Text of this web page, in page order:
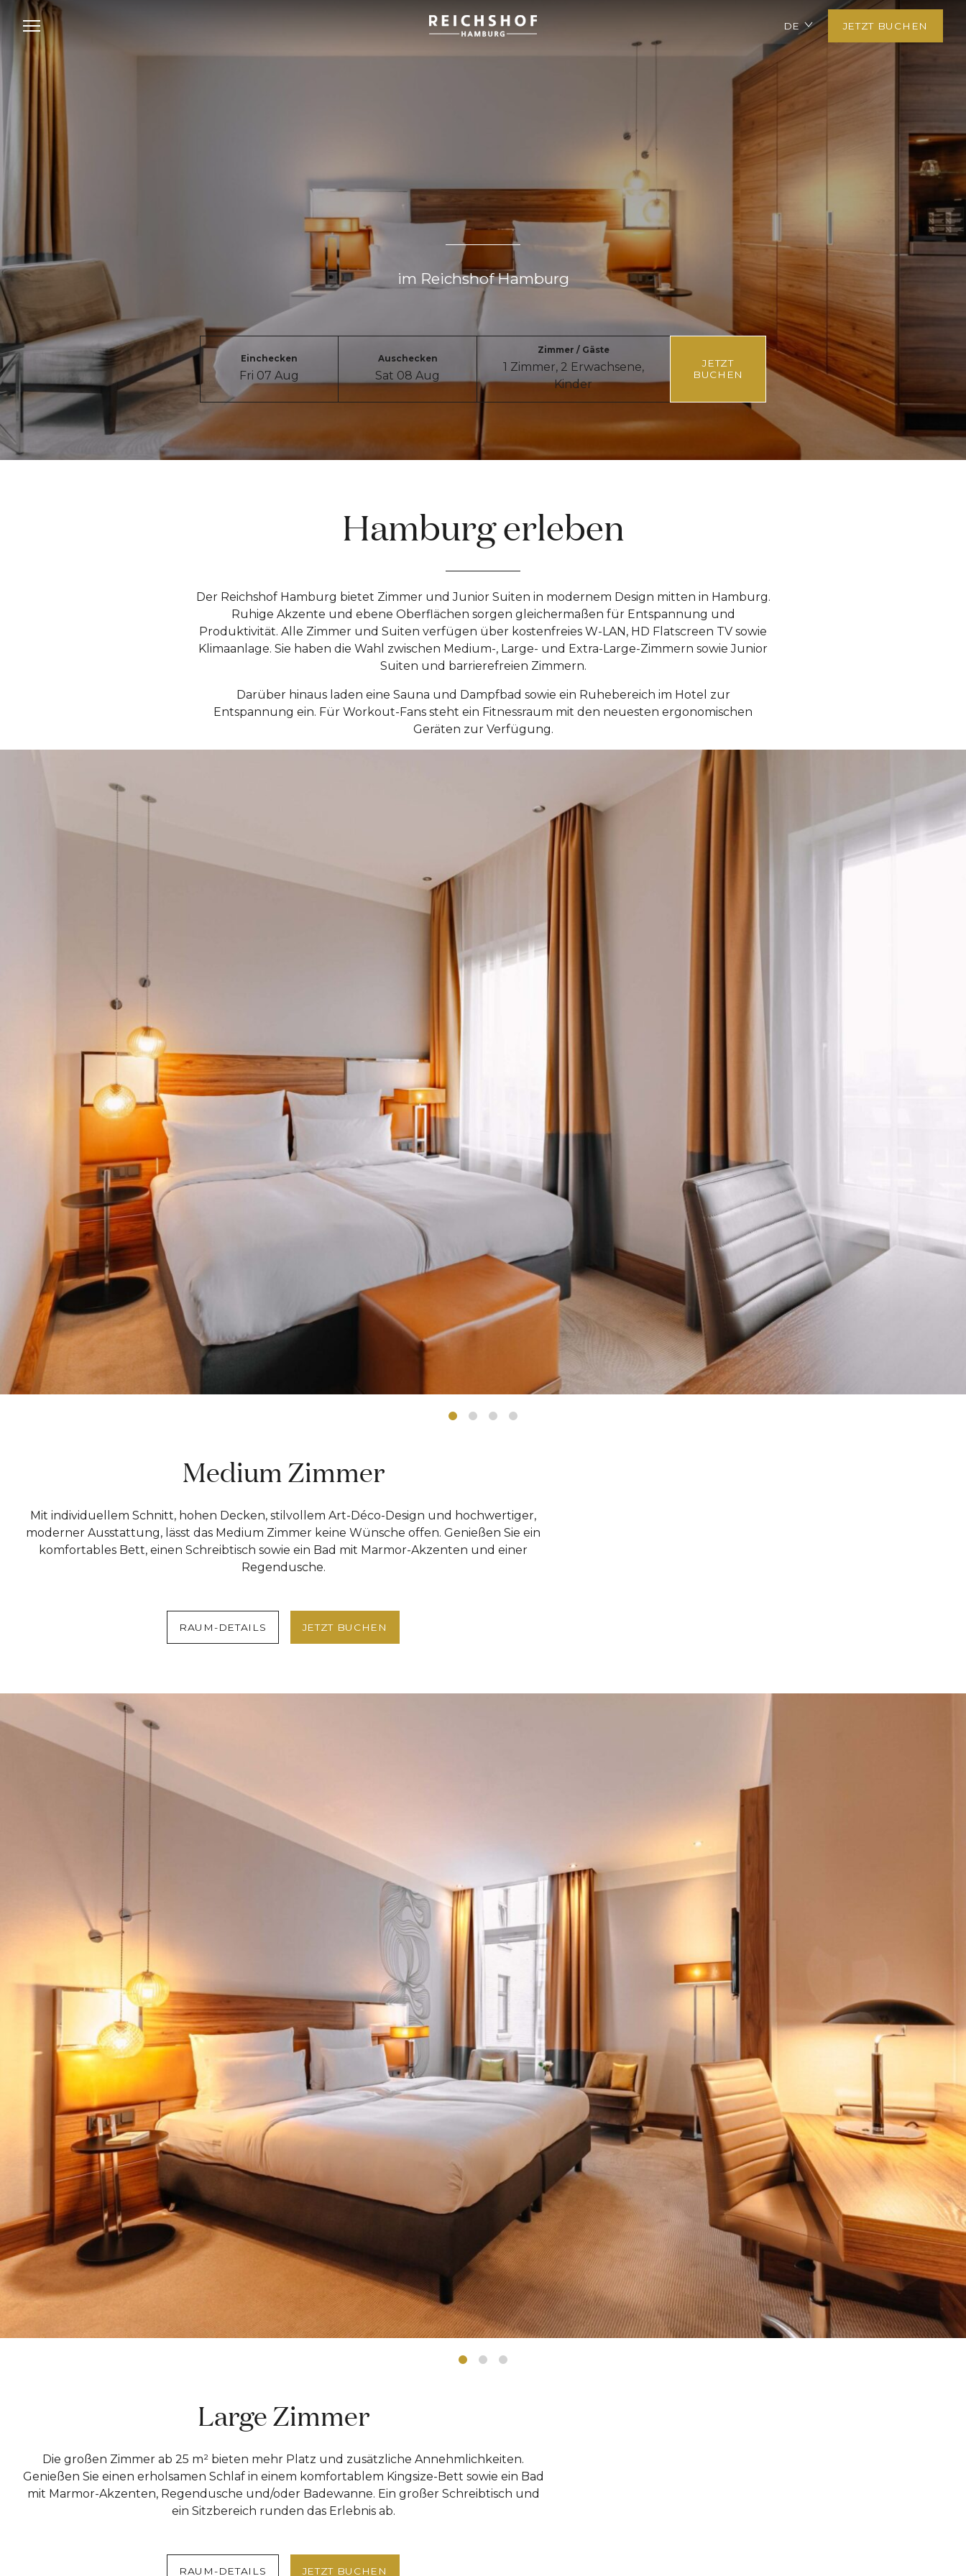
DE
EN
JETZT BUCHEN
Zimmer & Suiten
im Reichshof Hamburg
Einchecken
Fri 07 Aug
Auschecken
Sat 08 Aug
Zimmer / Gäste
1 Zimmer, 2 Erwachsene,
Kinder
JETZT
BUCHEN
Hamburg erleben
Der Reichshof Hamburg bietet Zimmer und Junior Suiten in modernem Design mitten in Hamburg.
Ruhige Akzente und ebene Oberflächen sorgen gleichermaßen für Entspannung und
Produktivität. Alle Zimmer und Suiten verfügen über kostenfreies W-LAN, HD Flatscreen TV sowie
Klimaanlage. Sie haben die Wahl zwischen Medium-, Large- und Extra-Large-Zimmern sowie Junior
Suiten und barrierefreien Zimmern.
Darüber hinaus laden eine Sauna und Dampfbad sowie ein Ruhebereich im Hotel zur
Entspannung ein. Für Workout-Fans steht ein Fitnessraum mit den neuesten ergonomischen
Geräten zur Verfügung.
Medium Zimmer
Mit individuellem Schnitt, hohen Decken, stilvollem Art-Déco-Design und hochwertiger,
moderner Ausstattung, lässt das Medium Zimmer keine Wünsche offen. Genießen Sie ein
komfortables Bett, einen Schreibtisch sowie ein Bad mit Marmor-Akzenten und einer
Regendusche.
RAUM-DETAILS JETZT BUCHEN
Large Zimmer
Die großen Zimmer ab 25 m² bieten mehr Platz und zusätzliche Annehmlichkeiten.
Genießen Sie einen erholsamen Schlaf in einem komfortablem Kingsize-Bett sowie ein Bad
mit Marmor-Akzenten, Regendusche und/oder Badewanne. Ein großer Schreibtisch und
ein Sitzbereich runden das Erlebnis ab.
RAUM-DETAILS JETZT BUCHEN